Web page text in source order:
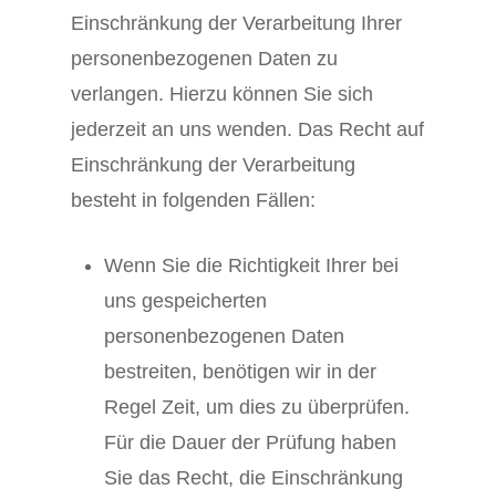
Einschränkung der Verarbeitung Ihrer
personenbezogenen Daten zu
verlangen. Hierzu können Sie sich
jederzeit an uns wenden. Das Recht auf
Einschränkung der Verarbeitung
besteht in folgenden Fällen:
Wenn Sie die Richtigkeit Ihrer bei
uns gespeicherten
personenbezogenen Daten
bestreiten, benötigen wir in der
Regel Zeit, um dies zu überprüfen.
Für die Dauer der Prüfung haben
Sie das Recht, die Einschränkung